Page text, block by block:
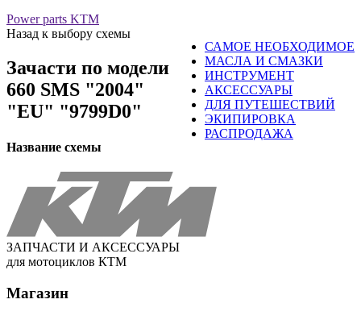
Power parts KTM
САМОЕ НЕОБХОДИМОЕ
МАСЛА И СМАЗКИ
ИНСТРУМЕНТ
АКСЕССУАРЫ
ДЛЯ ПУТЕШЕСТВИЙ
ЭКИПИРОВКА
РАСПРОДАЖА
Назад к выбору схемы
Зачасти по модели
660 SMS "2004"
"EU" "9799D0"
Название схемы
ЗАПЧАСТИ И АКСЕССУАРЫ
для мотоциклов КТМ
Магазин